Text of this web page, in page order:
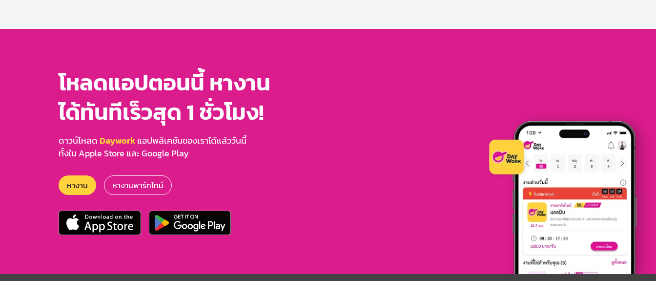
โหลดแอปตอนนี้ หางาน
ได้ทันทีเร็วสุด 1 ชั่วโมง!
ดาวน์โหลด Dayworkแอปพลิเคชันของเราได้แล้ววันนี้
ทั้งใน Apple Store และ Google Play
หางาน หางานพาร์ทไทม์